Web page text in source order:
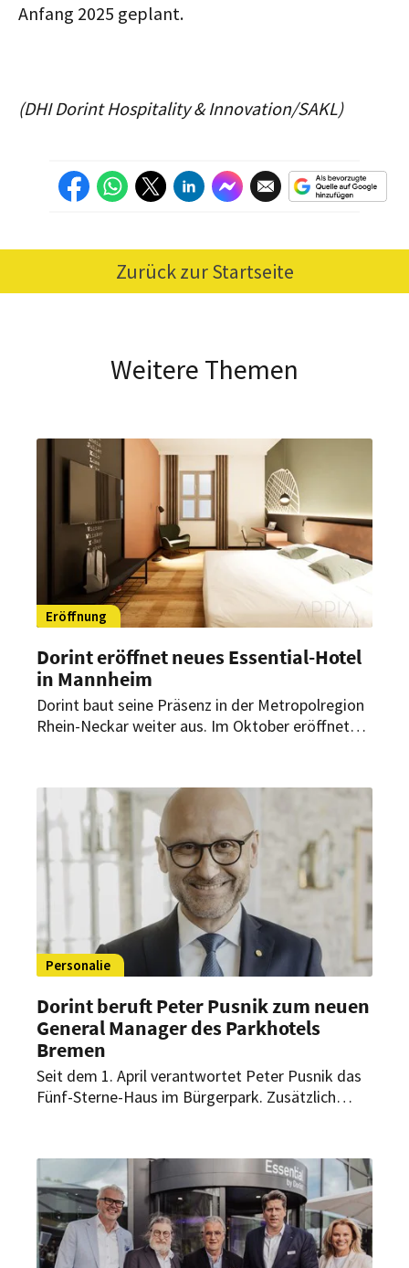
Anfang 2025 geplant.
(DHI Dorint Hospitality & Innovation/SAKL)
Zurück zur Startseite
Weitere Themen
Eröffnung
Dorint eröffnet neues Essential-Hotel
in Mannheim
Dorint baut seine Präsenz in der Metropolregion
Rhein-Neckar weiter aus. Im Oktober eröffnet
Gastronomie und speziellen Arrangements in
Kooperation mit der Palazzo-Dinnershow.
Personalie
Dorint beruft Peter Pusnik zum neuen
General Manager des Parkhotels
Bremen
Seit dem 1. April verantwortet Peter Pusnik das
Fünf-Sterne-Haus im Bürgerpark. Zusätzlich